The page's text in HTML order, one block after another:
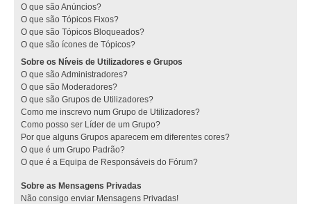
O que são Anúncios?
O que são Tópicos Fixos?
O que são Tópicos Bloqueados?
O que são ícones de Tópicos?
Sobre os Níveis de Utilizadores e Grupos
O que são Administradores?
O que são Moderadores?
O que são Grupos de Utilizadores?
Como me inscrevo num Grupo de Utilizadores?
Como posso ser Líder de um Grupo?
Por que alguns Grupos aparecem em diferentes cores?
O que é um Grupo Padrão?
O que é a Equipa de Responsáveis do Fórum?
Sobre as Mensagens Privadas
Não consigo enviar Mensagens Privadas!